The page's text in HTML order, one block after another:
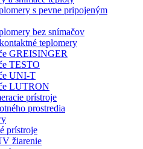
s pevne pripojeným
bez snímačov
teplomery
GREISINGER
TESTO
UNI-T
LUTRON
prístroje
prostredia
prístroje
žiarenie